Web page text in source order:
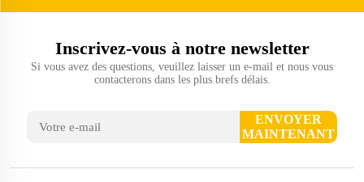
Inscrivez-vous à notre newsletter
Si vous avez des questions, veuillez laisser un e-mail et nous vous
contacterons dans les plus brefs délais.
ENVOYER
MAINTENANT